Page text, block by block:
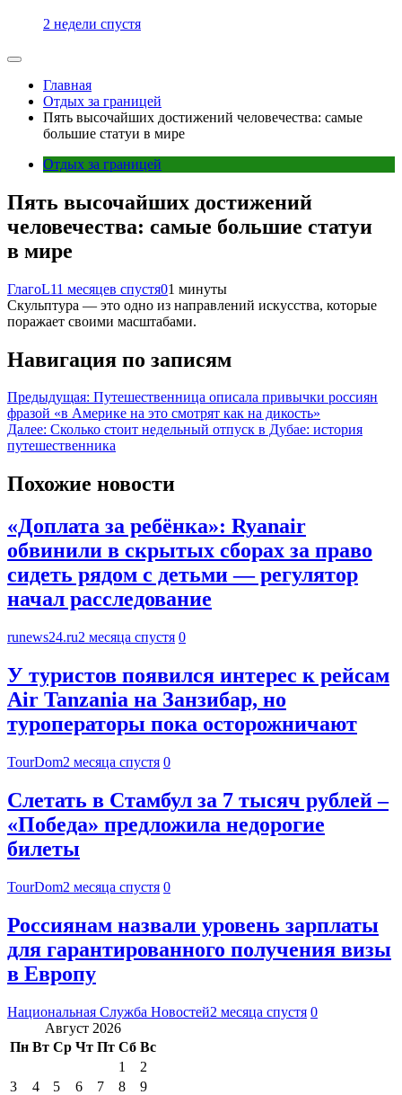
2 недели спустя
Главная
Отдых за границей
Пять высочайших достижений человечества: самые
большие статуи в мире
Отдых за границей
Пять высочайших достижений
человечества: самые большие статуи
в мире
ГлагоL11 месяцев спустя01 минуты
Скульптура — это одно из направлений искусства, которые
поражает своими масштабами.
Навигация по записям
Предыдущая: Путешественница описала привычки россиян
фразой «в Америке на это смотрят как на дикость»
Далее: Сколько стоит недельный отпуск в Дубае: история
путешественника
Похожие новости
«Доплата за ребёнка»: Ryanair
обвинили в скрытых сборах за право
сидеть рядом с детьми — регулятор
начал расследование
runews24.ru2 месяца спустя 0
У туристов появился интерес к рейсам
Air Tanzania на Занзибар, но
туроператоры пока осторожничают
TourDom2 месяца спустя 0
Слетать в Стамбул за 7 тысяч рублей –
«Победа» предложила недорогие
билеты
TourDom2 месяца спустя 0
Россиянам назвали уровень зарплаты
для гарантированного получения визы
в Европу
Национальная Служба Новостей2 месяца спустя 0
Август 2026
Пн Вт Ср Чт Пт Сб Вс
1
2
3
4 5 6 7 8
9